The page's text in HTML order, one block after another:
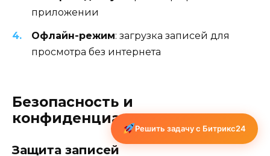
приложении
Офлайн-режим: загрузка записей для
просмотра без интернета
Безопасность и
конфиденциальность
Защита записей
Решить задачу с Битрикс24